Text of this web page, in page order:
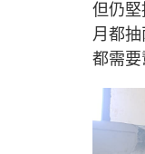
但仍
月都
都需